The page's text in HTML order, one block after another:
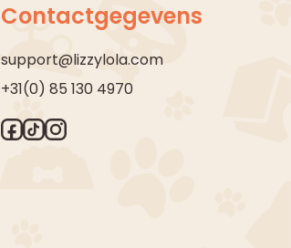
Contactgegevens
support@lizzylola.com
+31(0) 85 130 4970